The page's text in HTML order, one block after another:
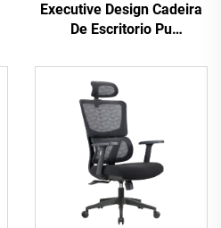
Executive Design Cadeira
De Escritorio Pu
кожени офис столове
Boss Manager Офис бюро
и комплект столове